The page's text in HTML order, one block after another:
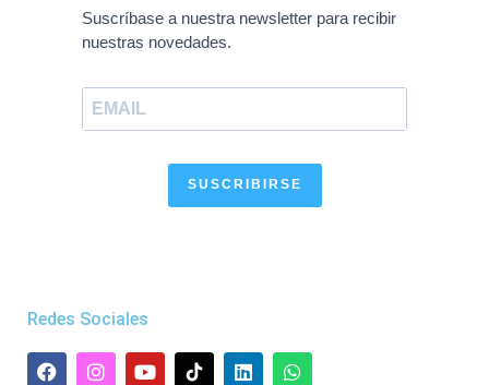
Suscríbase a nuestra newsletter para recibir
nuestras novedades.
SUSCRIBIRSE
Redes Sociales
F
a
I
n
Y
o
L
i
W
h